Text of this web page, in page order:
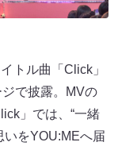
トル曲「Click」
で披露。MVの
」では、“一緒
いをYOU:MEへ届